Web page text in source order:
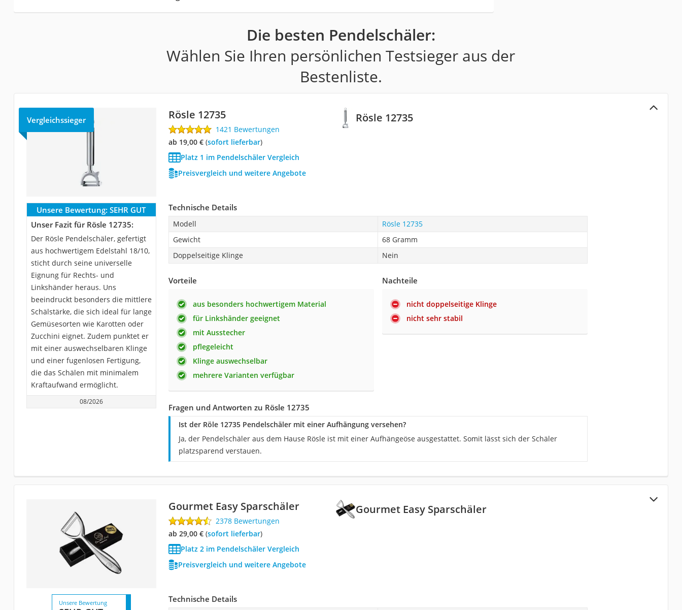
Die besten Pendelschäler:
Wählen Sie Ihren persönlichen Testsieger aus der
Bestenliste.
Rösle 12735
Vergleichssieger Rösle 12735
1421 Bewertungen
ab 19,00 €( Sofort lieferbar)
Platz 1 im Pendelschäler Vergleich
Preisvergleich und weitere Angebote
Unsere Bewertung: SEHR GUT
Unser Fazit für Rösle 12735:
Der Rösle Pendelschäler, gefertigt
aus hochwertigem Edelstahl 18/10,
sticht durch seine universelle
Eignung für Rechts- und
Linkshänder heraus. Uns
beeindruckt besonders die mittlere
Schälstärke, die sich ideal für lange
Gemüsesorten wie Karotten oder
Zucchini eignet. Zudem punktet er
mit einer auswechselbaren Klinge
und einer fugenlosen Fertigung,
die das Schälen mit minimalem
Kraftaufwand ermöglicht.
08/2026
Technische Details
Modell
Rösle 12735
Gewicht
68 Gramm
Doppelseitige Klinge
Nein
Vorteile
aus besonders hochwertigem Material
für Linkshänder geeignet
mit Ausstecher
pflegeleicht
Klinge auswechselbar
mehrere Varianten verfügbar
Nachteile
nicht doppelseitige Klinge
nicht sehr stabil
Fragen und Antworten zu Rösle 12735
Ist der Röle 12735 Pendelschäler mit einer Aufhängung versehen?
Ja, der Pendelschäler aus dem Hause Rösle ist mit einer Aufhängeöse ausgestattet. Somit lässt sich der Schäler
platzsparend verstauen.
Gourmet Easy Sparschäler
Gourmet Easy Sparschäler
2378 Bewertungen
ab 29,00 €( Sofort lieferbar)
Platz 2 im Pendelschäler Vergleich
Preisvergleich und weitere Angebote
Unsere Bewertung Technische Details